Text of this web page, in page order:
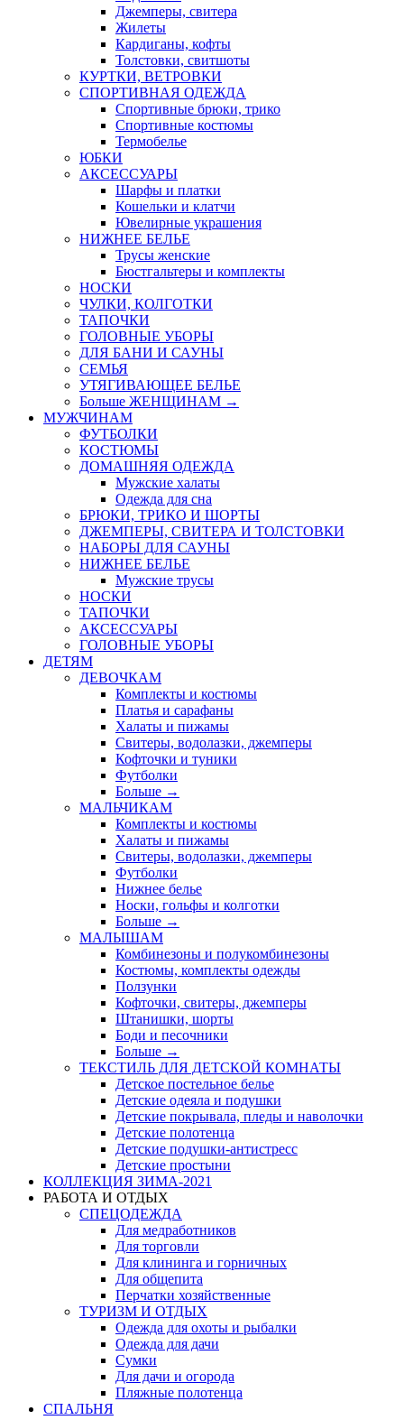
Джемперы, свитера
Жилеты
Кардиганы, кофты
Толстовки, свитшоты
КУРТКИ, ВЕТРОВКИ
СПОРТИВНАЯ ОДЕЖДА
Спортивные брюки, трико
Спортивные костюмы
Термобелье
ЮБКИ
AКСЕССУАРЫ
Шарфы и платки
Кошельки и клатчи
Ювелирные украшения
НИЖНЕЕ БЕЛЬЕ
Трусы женские
Бюстгальтеры и комплекты
НОСКИ
ЧУЛКИ, КОЛГОТКИ
ТАПОЧКИ
ГОЛОВНЫЕ УБОРЫ
ДЛЯ БАНИ И САУНЫ
СЕМЬЯ
УТЯГИВАЮЩЕЕ БЕЛЬЕ
Больше ЖЕНЩИНАМ →
МУЖЧИНАМ
ФУТБОЛКИ
КОСТЮМЫ
ДОМАШНЯЯ ОДЕЖДА
Мужские халаты
Одежда для сна
БРЮКИ, ТРИКО И ШОРТЫ
ДЖЕМПЕРЫ, СВИТЕРА И ТОЛСТОВКИ
НАБОРЫ ДЛЯ САУНЫ
НИЖНЕЕ БЕЛЬЕ
Мужские трусы
НОСКИ
ТАПОЧКИ
АКСЕССУАРЫ
ГОЛОВНЫЕ УБОРЫ
ДЕТЯМ
ДЕВОЧКАМ
Комплекты и костюмы
Платья и сарафаны
Халаты и пижамы
Свитеры, водолазки, джемперы
Кофточки и туники
Футболки
Больше →
МАЛЬЧИКАМ
Комплекты и костюмы
Халаты и пижамы
Свитеры, водолазки, джемперы
Футболки
Нижнее белье
Носки, гольфы и колготки
Больше →
МАЛЫШАМ
Комбинезоны и полукомбинезоны
Костюмы, комплекты одежды
Ползунки
Кофточки, свитеры, джемперы
Штанишки, шорты
Боди и песочники
Больше →
ТЕКСТИЛЬ ДЛЯ ДЕТСКОЙ КОМНАТЫ
Детское постельное белье
Детские одеяла и подушки
Детские покрывала, пледы и наволочки
Детские полотенца
Детские подушки-антистресс
Детские простыни
КОЛЛЕКЦИЯ ЗИМА-2021
РАБОТА И ОТДЫХ
СПЕЦОДЕЖДА
Для медработников
Для торговли
Для клининга и горничных
Для общепита
Перчатки хозяйственные
ТУРИЗМ И ОТДЫХ
Одежда для охоты и рыбалки
Одежда для дачи
Сумки
Для дачи и огорода
Пляжные полотенца
СПАЛЬНЯ